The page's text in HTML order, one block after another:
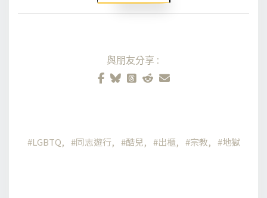
與朋友分享:
LGBTQ 同志遊行 酷兒 出櫃 宗教 地獄